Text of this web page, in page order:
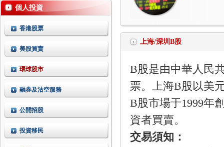
個人投資
香港股票
美股買賣
環球股市
融券及沽空服務
公開招股
投資移民
上海/深圳B股
B股是由中華人民
票。上海B股以美
B股市場于1999年
資者買賣。
交易須知：